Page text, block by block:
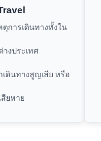
การเดินทางทั้งใน
างประเทศ
เดินทางสูญเสีย หรือ
สียหาย